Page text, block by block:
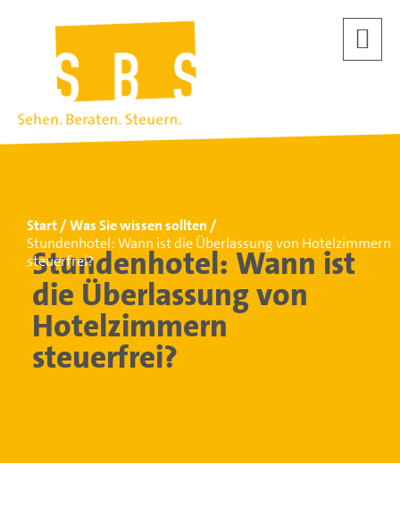
Start
Was Sie wissen sollten
Stundenhotel: Wann ist die Überlassung von Hotelzimmern
steuerfrei?
Stundenhotel: Wann ist
die Überlassung von
Hotelzimmern
steuerfrei?